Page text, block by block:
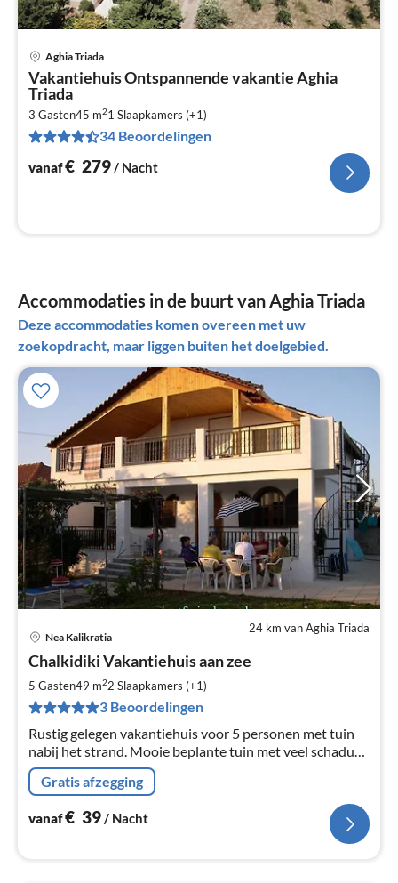
Aghia Triada
Vakantiehuis Ontspannende vakantie Aghia
Triada
3 Gasten45 m21 Slaapkamers (+1)
34 Beoordelingen
vanaf€ 279/ Nacht
Accommodaties in de buurt van Aghia Triada
Deze accommodaties komen overeen met uw
zoekopdracht, maar liggen buiten het doelgebied.
24 km van Aghia Triada
Nea Kalikratia
Chalkidiki Vakantiehuis aan zee
5 Gasten49 m22 Slaapkamers (+1)
3 Beoordelingen
Rustig gelegen vakantiehuis voor 5 personen met tuin
nabij het strand. Mooie beplante tuin met veel schaduw
en zon. Het huis staat aan het einde van een
doodlopende weg. Kindvriendelijk!
Gratis afzegging
vanaf€ 39/ Nacht